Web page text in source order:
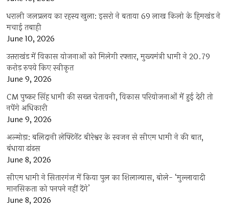
धराली जलप्रलय का रहस्य खुला: इसरो ने बताया 69 लाख किलो के हिमखंड ने
मचाई तबाही
June 10, 2026
उत्तराखंड में विकास योजनाओं को मिलेगी रफ्तार, मुख्यमंत्री धामी ने 20.79
करोड़ रुपये किए स्वीकृत
June 9, 2026
CM पुष्कर सिंह धामी की सख्त चेतावनी, विकास परियोजनाओं में हुई देरी तो
नपेंगे अधिकारी
June 9, 2026
अल्मोड़ा: बलिदानी लेफ्टिनेंट बीरेश्वर के स्वजन से सीएम धामी ने की बात,
बंधाया ढांढस
June 8, 2026
सीएम धामी ने सितारगंज में किया पुल का शिलान्यास, बोले- ‘मुल्लावादी
मानसिकता को पनपने नहीं देंगे’
June 8, 2026